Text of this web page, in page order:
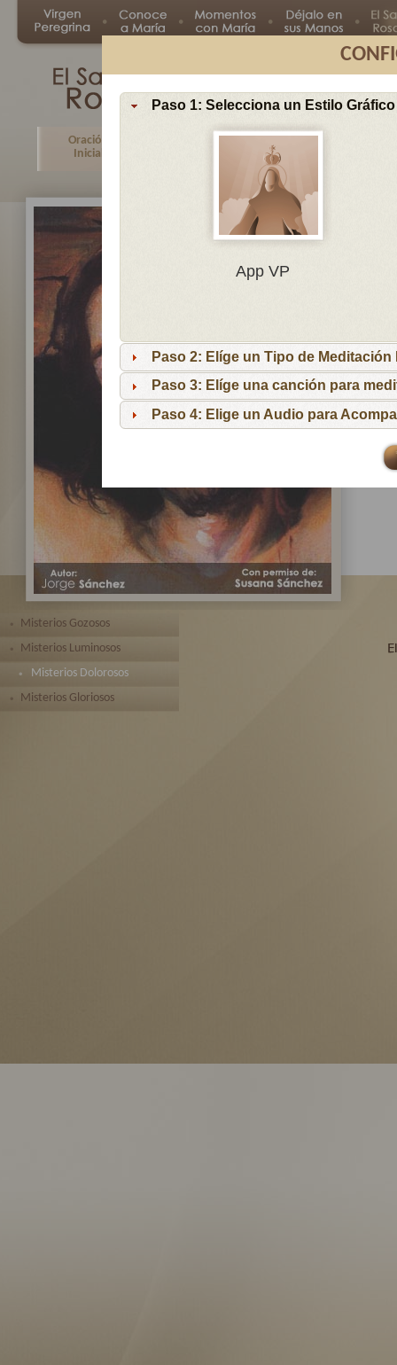
Paso 1: Selecciona un Estilo Gráfico
App VP
Paso 2: Elíge un Tipo de Meditación
Paso 3: Elíge una canción para
Paso 4: Elige un Audio para
Oración
Inicial
Misterio
Misterios Gozosos
Misterios Luminosos
Misterios Dolorosos
Misterios Gloriosos